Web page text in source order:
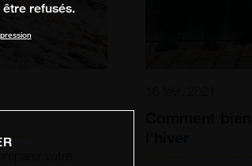
Comment
refusés.